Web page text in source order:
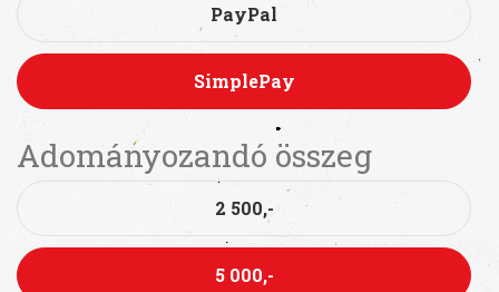
PayPal
SimplePay
Adományozandó összeg
2 500,-
5 000,-